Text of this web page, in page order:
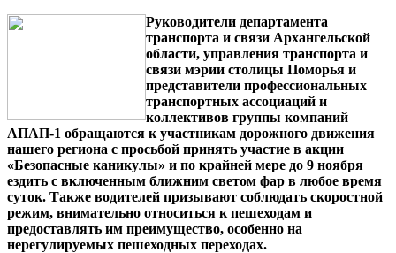
Руководители департамента
транспорта и связи Архангельской
области, управления транспорта и
связи мэрии столицы Поморья и
представители профессиональных
транспортных ассоциаций и
коллективов группы компаний
АПАП-1 обращаются к участникам дорожного движения
нашего региона с просьбой принять участие в акции
«Безопасные каникулы» и по крайней мере до 9 ноября
ездить с включенным ближним светом фар в любое время
суток. Также водителей призывают соблюдать скоростной
режим, внимательно относиться к пешеходам и
предоставлять им преимущество, особенно на
нерегулируемых пешеходных переходах.